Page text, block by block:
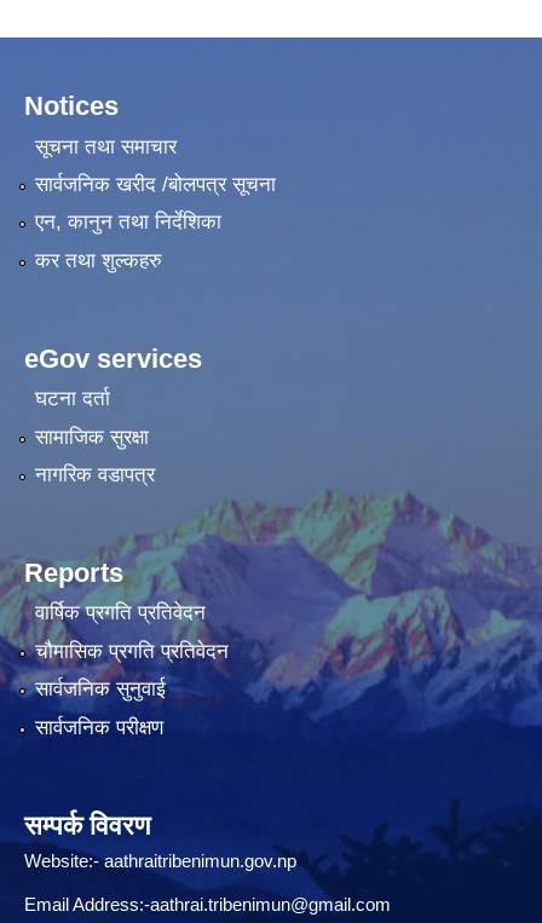
Notices
सूचना तथा समाचार
सार्वजनिक खरीद /बोलपत्र सूचना
एन, कानुन तथा निर्देशिका
कर तथा शुल्कहरु
eGov services
घटना दर्ता
सामाजिक सुरक्षा
नागरिक वडापत्र
Reports
वार्षिक प्रगति प्रतिवेदन
चौमासिक प्रगति प्रतिवेदन
सार्वजनिक सुनुवाई
सार्वजनिक परीक्षण
सम्पर्क विवरण
Website:-aathraitribenimun.gov.np
Email Address:-aathrai.tribenimun@gmail.com